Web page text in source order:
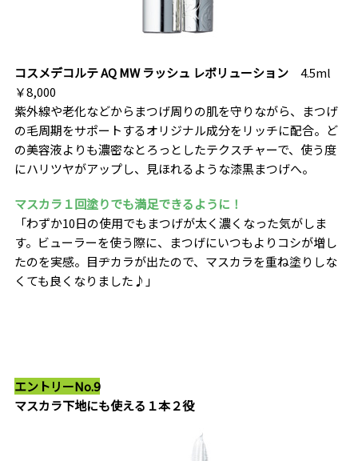
コスメデコルテ AQ MW ラッシュ レボリューション4.5ml
￥8,000
紫外線や老化などからまつげ周りの肌を守りながら、まつげ
の毛周期をサポートするオリジナル成分をリッチに配合。ど
の美容液よりも濃密なとろっとしたテクスチャーで、使う度
にハリツヤがアップし、見ほれるような漆黒まつげへ。
マスカラ１回塗りでも満足できるように！
「わずか10日の使用でもまつげが太く濃くなった気がしま
す。ビューラーを使う際に、まつげにいつもよりコシが増し
たのを実感。目ヂカラが出たので、マスカラを重ね塗りしな
くても良くなりました♪」
エントリーNo.9
マスカラ下地にも使える１本２役